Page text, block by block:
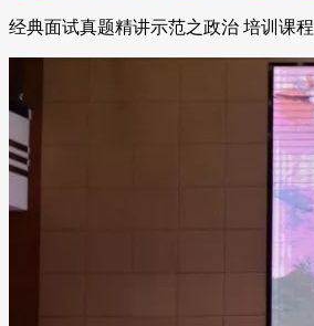
经典面试真题精讲示范之政治 培训课程